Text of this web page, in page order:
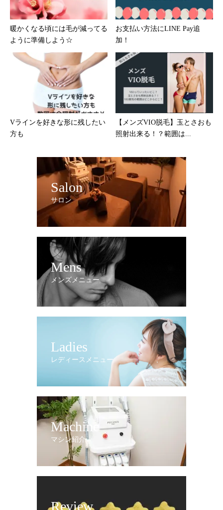
暖かくなる頃には毛が減ってる
ように準備しよう☆
お支払い方法にLINE Pay追
加！
Vラインを好きな形に残したい
方も
【メンズVIO脱毛】玉とさおも
照射出来る！？範囲は...
Salon
サロン
Mens
メンズメニュー
Ladies
レディースメニュー
Machine
マシン紹介
Review